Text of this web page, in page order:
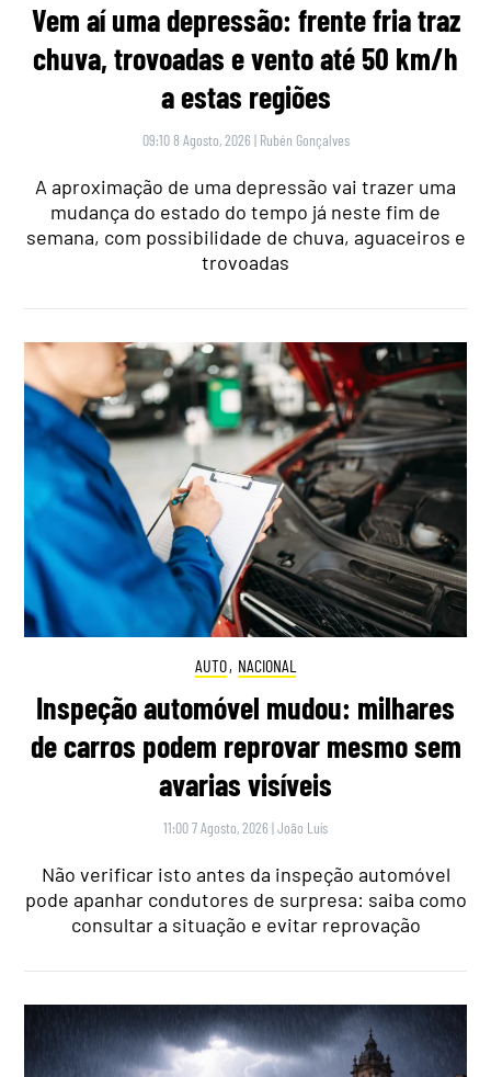
Vem aí uma depressão: frente fria traz
chuva, trovoadas e vento até 50 km/h
a estas regiões
09:10 8 Agosto, 2026 | Rubén Gonçalves
A aproximação de uma depressão vai trazer uma
mudança do estado do tempo já neste fim de
semana, com possibilidade de chuva, aguaceiros e
trovoadas
AUTO, NACIONAL
Inspeção automóvel mudou: milhares
de carros podem reprovar mesmo sem
avarias visíveis
11:00 7 Agosto, 2026 |João Luís
Não verificar isto antes da inspeção automóvel
pode apanhar condutores de surpresa: saiba como
consultar a situação e evitar reprovação